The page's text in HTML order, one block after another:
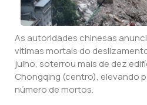
As autoridades chinesas
vítimas mortais do
julho, soterrou mais de dez
Chongqing (centro), elevando
número de mortos.